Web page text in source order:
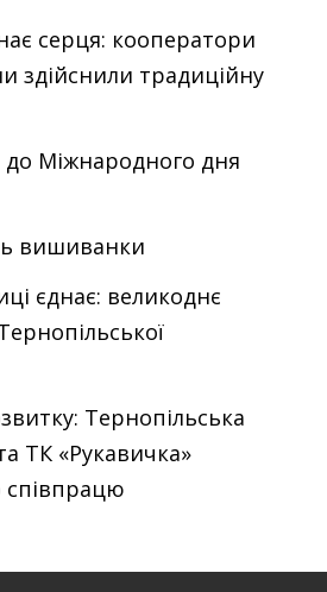
серця: кооператори
здійснили традиційну
Міжнародного дня
вишиванки
єднає: великоднє
Тернопільська
ТК «Рукавичка»
співпрацю